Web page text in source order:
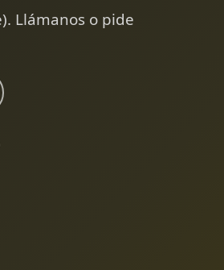
Llámanos o pide